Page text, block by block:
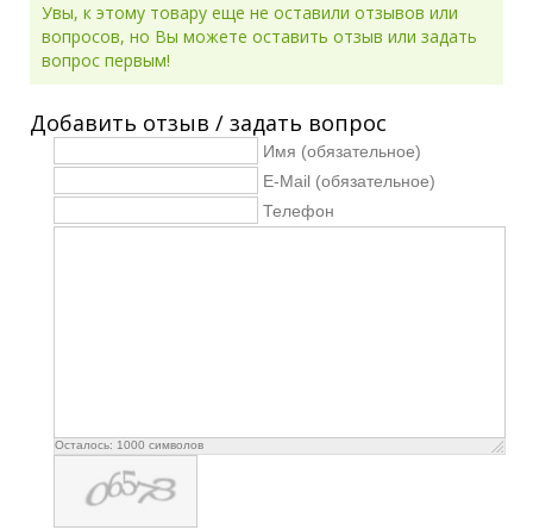
Увы, к этому товару еще не оставили отзывов или
вопросов, но Вы можете оставить отзыв или задать
вопрос первым!
Добавить отзыв / задать вопрос
Имя (обязательное)
E-Mail (обязательное)
Телефон
Осталось: 1000 символов